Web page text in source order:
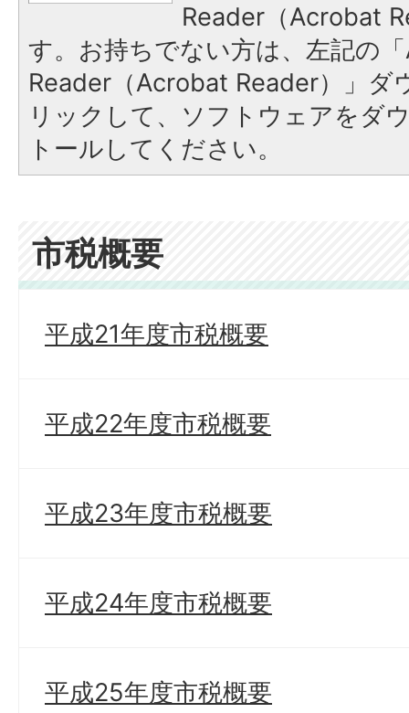
Reader（Acrobat
す。お持ちでない方は、左記の
Reader（Acrobat Reader）」ダ
リックして、ソフトウェアをダ
トールしてください。
市税概要
平成21年度市税概要
平成22年度市税概要
平成23年度市税概要
平成24年度市税概要
平成25年度市税概要